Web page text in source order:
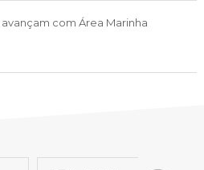
avançam com Área Marinha